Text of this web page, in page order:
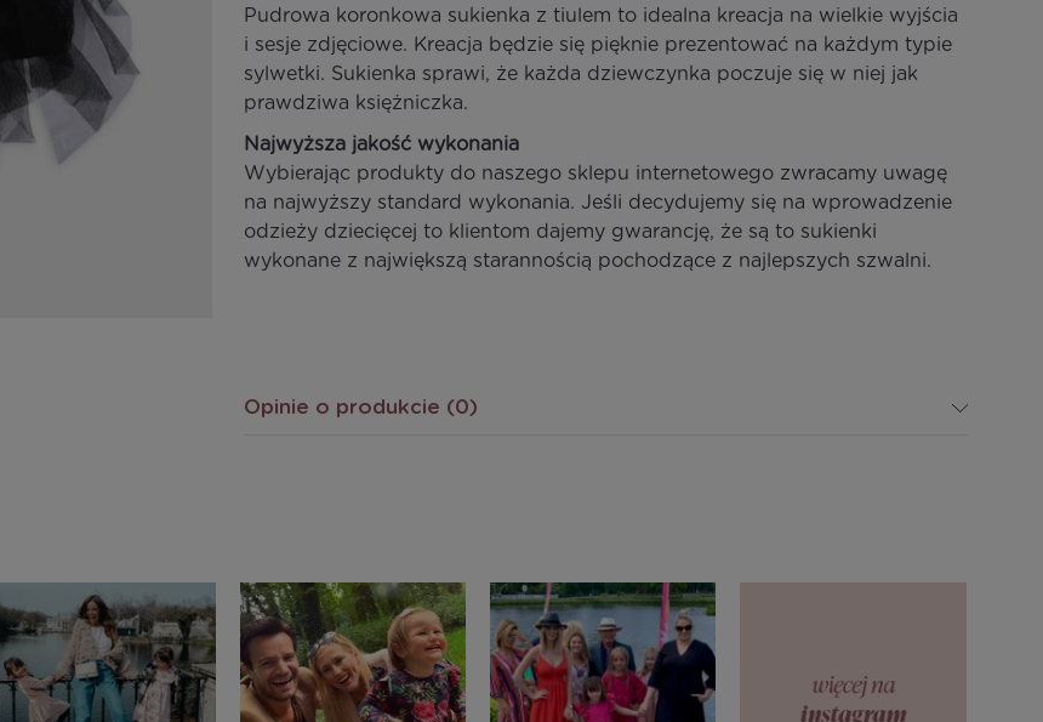
Pudrowa koronkowa sukienka z tiulem to idealna kreacja na wielkie wyjścia
i sesje zdjęciowe. Kreacja będzie się pięknie prezentować na każdym typie
sylwetki. Sukienka sprawi, że każda dziewczynka poczuje się w niej jak
prawdziwa księżniczka.
Najwyższa jakość wykonania
Wybierając produkty do naszego sklepu internetowego zwracamy uwagę
na najwyższy standard wykonania. Jeśli decydujemy się na wprowadzenie
odzieży dziecięcej to klientom dajemy gwarancję, że są to sukienki
wykonane z największą starannością pochodzące z najlepszych szwalni.
Opinie o produkcie (0)